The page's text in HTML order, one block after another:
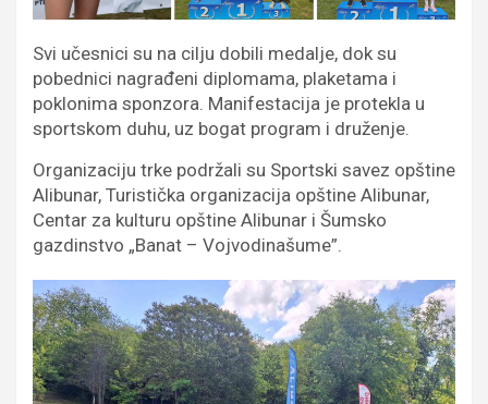
Svi učesnici su na cilju dobili medalje, dok su
pobednici nagrađeni diplomama, plaketama i
poklonima sponzora. Manifestacija je protekla u
sportskom duhu, uz bogat program i druženje.
Organizaciju trke podržali su Sportski savez opštine
Alibunar, Turistička organizacija opštine Alibunar,
Centar za kulturu opštine Alibunar i Šumsko
gazdinstvo „Banat – Vojvodinašume”.